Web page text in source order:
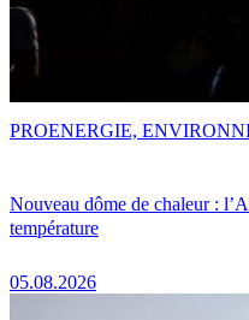
Nouveau dôme de chaleur :
température
05.08.2026
PROENERGIE,